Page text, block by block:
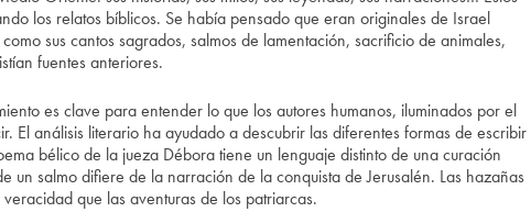
los relatos bíblicos. Se había pensado que eran originales de Israel
sus cantos sagrados, salmos de lamentación, sacrificio de animales,
fuentes anteriores.
es clave para entender lo que los autores humanos, iluminados por el
El análisis literario ha ayudado a descubrir las diferentes formas de escribir
bélico de la jueza Débora tiene un lenguaje distinto de una curación
un salmo difiere de la narración de la conquista de Jerusalén. Las hazañas
que las aventuras de los patriarcas.